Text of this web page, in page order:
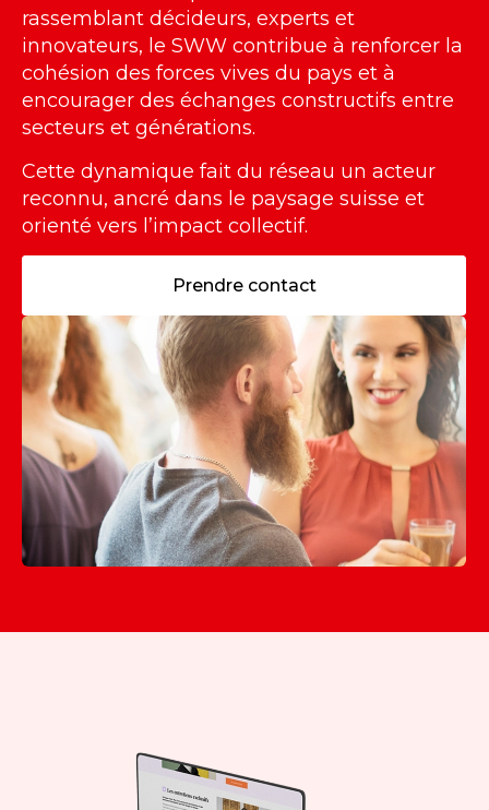
rassemblant décideurs, experts et
innovateurs, le SWW contribue à renforcer la
cohésion des forces vives du pays et à
encourager des échanges constructifs entre
secteurs et générations.
Cette dynamique fait du réseau un acteur
reconnu, ancré dans le paysage suisse et
orienté vers l’impact collectif.
Prendre contact